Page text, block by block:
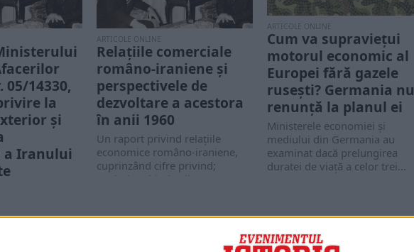
05/14330,
la
și
a Iranului
sale
ARTICOLE ONLINE
Relațiile comerciale
româno-iraniene și
perspectivele de
dezvoltare a acestora
în anii 1960
Un raport privind relațiile
economice româno-iraniene,
cuprinzând cifre privind;
evoluția schimburilor,
ARTICOLE ONLINE
Cum va supraviețui
motorul economic al
Europei fără gazele
rusești? Germania nu
renunță la planul ei
Ministerele economiei și
mediului din Germania au
examinat dacă prelungirea
duratei de viață a celor trei...